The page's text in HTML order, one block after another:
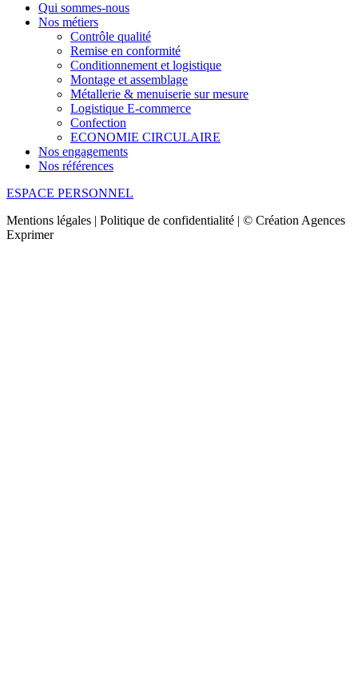
Qui sommes-nous
Nos métiers
Contrôle qualité
Remise en conformité
Conditionnement et logistique
Montage et assemblage
Métallerie & menuiserie sur mesure
Logistique E-commerce
Confection
ECONOMIE CIRCULAIRE
Nos engagements
Nos références
ESPACE PERSONNEL
Mentions légales | Politique de confidentialité | © Création Agences
Exprimer